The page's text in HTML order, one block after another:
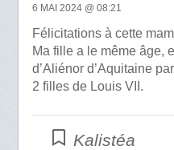
6 MAI 2024 @ 08:21
Félicitations à cette
Ma fille a le même âge,
d’Aliénor d’Aquitaine
2 filles de Louis VII.
Kalistéa